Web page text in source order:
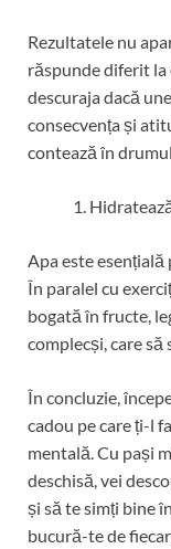
Rezultatele nu
răspunde diferit la
descuraja dacă
consecvența și
contează în
Apa este
În paralel cu
bogată în fructe,
complecși, care
În concluzie,
cadou pe care ți-l
mentală. Cu pași
deschisă, vei
și să te simți bine
bucură-te de